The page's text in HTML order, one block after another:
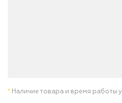
* Наличие товара и время работы